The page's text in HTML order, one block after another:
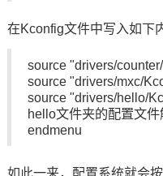
在Kconfig文件中写入如下
source "drivers/
source "drivers/mxc/
source "drivers/hello/
hello文件夹的配置文件
endmenu
如此一来，配置系统就会